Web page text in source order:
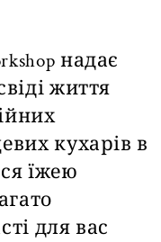
надає
життя
кухарів в
їжею
для вас